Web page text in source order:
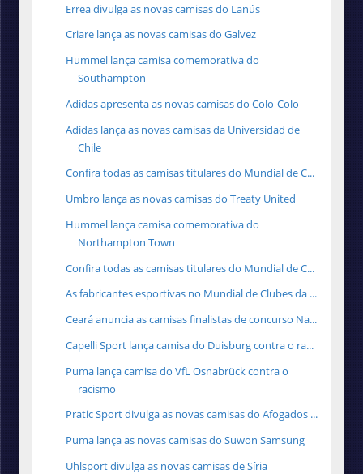
Errea divulga as novas camisas do Lanús
Criare lança as novas camisas do Galvez
Hummel lança camisa comemorativa do
Southampton
Adidas apresenta as novas camisas do Colo-Colo
Adidas lança as novas camisas da Universidad de
Chile
Confira todas as camisas titulares do Mundial de C...
Umbro lança as novas camisas do Treaty United
Hummel lança camisa comemorativa do
Northampton Town
Confira todas as camisas titulares do Mundial de C...
As fabricantes esportivas no Mundial de Clubes da ...
Ceará anuncia as camisas finalistas de concurso Na...
Capelli Sport lança camisa do Duisburg contra o ra...
Puma lança camisa do VfL Osnabrück contra o
racismo
Pratic Sport divulga as novas camisas do Afogados ...
Puma lança as novas camisas do Suwon Samsung
Uhlsport divulga as novas camisas de Síria